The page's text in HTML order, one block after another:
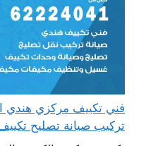
تركيب صيانة تصليح